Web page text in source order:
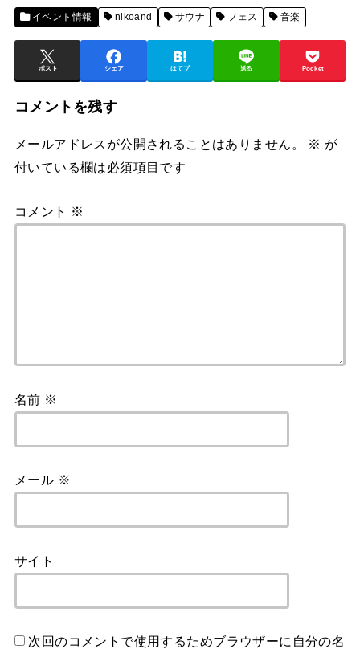
イベント情報 nikoand サウナ フェス 音楽
ポスト シェア はてブ 送る Pocket
コメントを残す
メールアドレスが公開されることはありません。 ※ が
付いている欄は必須項目です
コメント ※
名前 ※
メール ※
サイト
次回のコメントで使用するためブラウザーに自分の名